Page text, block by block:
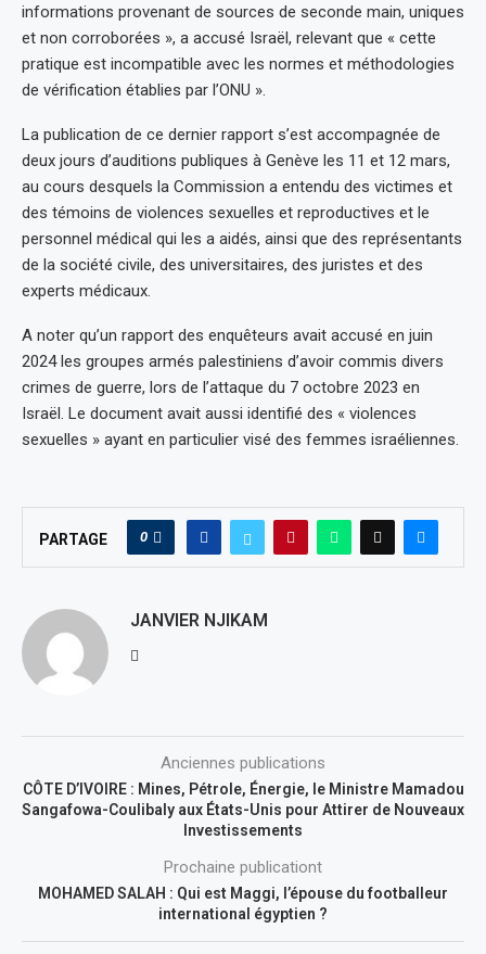
informations provenant de sources de seconde main, uniques
et non corroborées », a accusé Israël, relevant que « cette
pratique est incompatible avec les normes et méthodologies
de vérification établies par l’ONU ».
La publication de ce dernier rapport s’est accompagnée de
deux jours d’auditions publiques à Genève les 11 et 12 mars,
au cours desquels la Commission a entendu des victimes et
des témoins de violences sexuelles et reproductives et le
personnel médical qui les a aidés, ainsi que des représentants
de la société civile, des universitaires, des juristes et des
experts médicaux.
A noter qu’un rapport des enquêteurs avait accusé en juin
2024 les groupes armés palestiniens d’avoir commis divers
crimes de guerre, lors de l’attaque du 7 octobre 2023 en
Israël. Le document avait aussi identifié des « violences
sexuelles » ayant en particulier visé des femmes israéliennes.
PARTAGE 0
JANVIER NJIKAM
Anciennes publications
CÔTE D’IVOIRE : Mines, Pétrole, Énergie, le Ministre Mamadou
Sangafowa-Coulibaly aux États-Unis pour Attirer de Nouveaux
Investissements
Prochaine publicationt
MOHAMED SALAH : Qui est Maggi, l’épouse du footballeur
international égyptien ?